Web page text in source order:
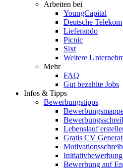
Arbeiten bei
YoungCapital
Deutsche Telekom
Lieferando
Picnic
Sixt
Weitere
Mehr
FAQ
Gut bezahlte Jobs
Infos & Tipps
Bewerbungstipps
Lebenslauf
Gratis CV
Initiativbewerbung
Bewerbung auf